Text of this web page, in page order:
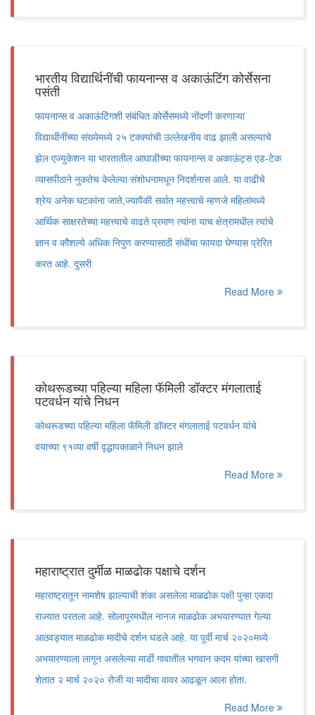
भारतीय विद्यार्थिनींची फायनान्‍स व अकाऊंटिंग कोर्सेसना
पसंती
फायनान्‍स व अकाऊंटिंगशी संबंधित कोर्सेसमध्‍ये नोंदणी करणाऱ्या
विद्यार्थीनींच्‍या संख्‍येमध्‍ये २५ टक्‍क्‍यांची उल्‍लेखनीय वाढ झाली असल्याचे
झेल एज्‍युकेशन या भारतातील आघाडीच्‍या फायनान्‍स व अकाऊंट्स एड-टेक
व्‍यासपीठाने नुकतेच केलेल्‍या संशोधनामधून निदर्शनास आले. या वाढीचे
श्रेय अनेक घटकांना जाते,ज्‍यापैकी सर्वात महत्त्वाचे म्‍हणजे महिलांमध्‍ये
आर्थिक साक्षरतेच्‍या महत्त्वाचे वाढते प्रमाण त्‍यांना याच क्षेत्रामधील त्‍यांचे
ज्ञान व कौशल्‍ये अधिक निपुण करण्‍यासाठी संधींचा फायदा घेण्‍यास प्रेरित
करत आहे. दुसरी
Read More
कोथरूडच्या पहिल्या महिला फॅमिली डॉक्टर मंगलाताई
पटवर्धन यांचे निधन
कोथरूडच्या पहिल्या महिला फॅमिली डॉक्टर मंगलाताई पटवर्धन यांचे
वयाच्या ९१व्या वर्षी वृद्धापकाळाने निधन झाले
Read More
महाराष्ट्रात दुर्मीळ माळढोक पक्षाचे दर्शन
महाराष्ट्रातून नामशेष झाल्याची शंका असलेला माळढोक पक्षी पुन्हा एकदा
राज्यात परतला आहे. सोलापूरमधील नानज माळढोक अभयारण्यात गेल्या
आठवड्यात माळढोक मादीचे दर्शन घडले आहे. या पूर्वी मार्च २०२०मध्ये
अभयारण्याला लागून असलेल्या मार्डी गावातील भगवान कदम यांच्या खासगी
शेतात २ मार्च २०२० रोजी या मादीचा वावर आढळून आला होता.
Read More